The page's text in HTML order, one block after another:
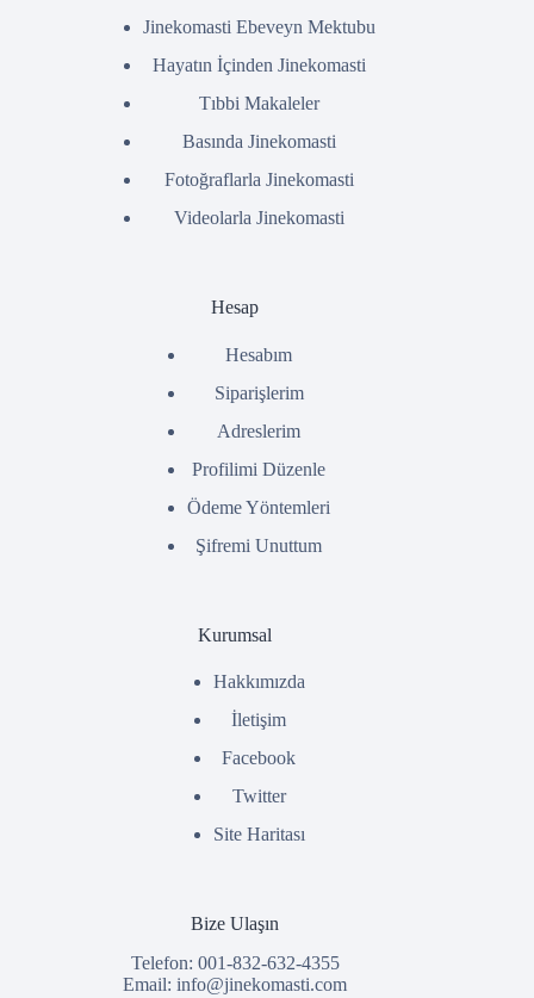
Jinekomasti Ebeveyn Mektubu
Hayatın İçinden Jinekomasti
Tıbbi Makaleler
Basında Jinekomasti
Fotoğraflarla Jinekomasti
Videolarla Jinekomasti
Hesap
Hesabım
Siparişlerim
Adreslerim
Profilimi Düzenle
Ödeme Yöntemleri
Şifremi Unuttum
Kurumsal
Hakkımızda
İletişim
Facebook
Twitter
Site Haritası
Bize Ulaşın
Telefon: 001-832-632-4355
Email:info@jinekomasti.com